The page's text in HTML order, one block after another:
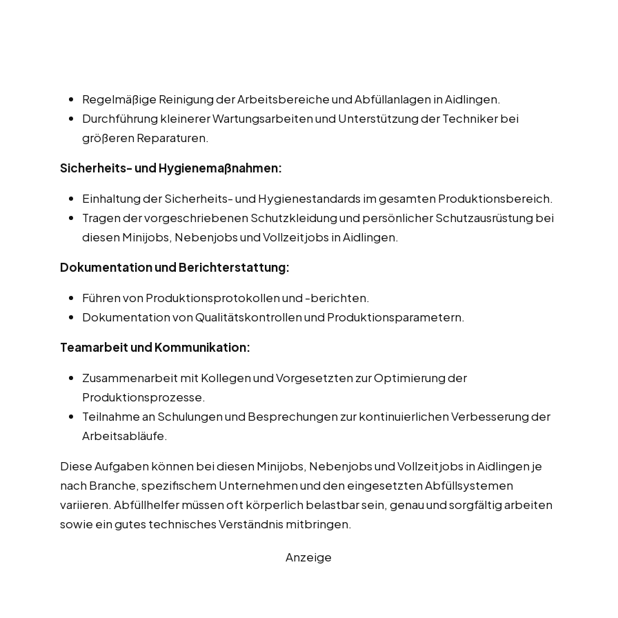
Regelmäßige Reinigung der Arbeitsbereiche und Abfüllanlagen in Aidlingen.
Durchführung kleinerer Wartungsarbeiten und Unterstützung der Techniker bei
größeren Reparaturen.
Sicherheits- und Hygienemaßnahmen:
Einhaltung der Sicherheits- und Hygienestandards im gesamten Produktionsbereich.
Tragen der vorgeschriebenen Schutzkleidung und persönlicher Schutzausrüstung bei
diesen Minijobs, Nebenjobs und Vollzeitjobs in Aidlingen.
Dokumentation und Berichterstattung:
Führen von Produktionsprotokollen und -berichten.
Dokumentation von Qualitätskontrollen und Produktionsparametern.
Teamarbeit und Kommunikation:
Zusammenarbeit mit Kollegen und Vorgesetzten zur Optimierung der
Produktionsprozesse.
Teilnahme an Schulungen und Besprechungen zur kontinuierlichen Verbesserung der
Arbeitsabläufe.
Diese Aufgaben können bei diesen Minijobs, Nebenjobs und Vollzeitjobs in Aidlingen je
nach Branche, spezifischem Unternehmen und den eingesetzten Abfüllsystemen
variieren. Abfüllhelfer müssen oft körperlich belastbar sein, genau und sorgfältig arbeiten
sowie ein gutes technisches Verständnis mitbringen.
Anzeige